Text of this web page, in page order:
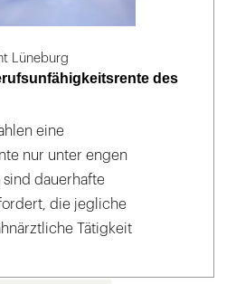
Lüneburg
des
eine
nur unter engen
sind dauerhafte
die jegliche
Tätigkeit